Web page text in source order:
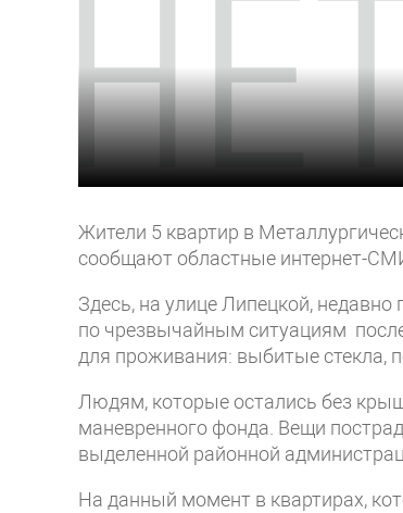
Жители 5 квартир в
сообщают областные интернет-
Здесь, на улице Липецкой, недавно
по чрезвычайным ситуациям
для проживания: выбитые
Людям, которые остались без
маневренного фонда. Вещи
выделенной районной
На данный момент в квартирах,